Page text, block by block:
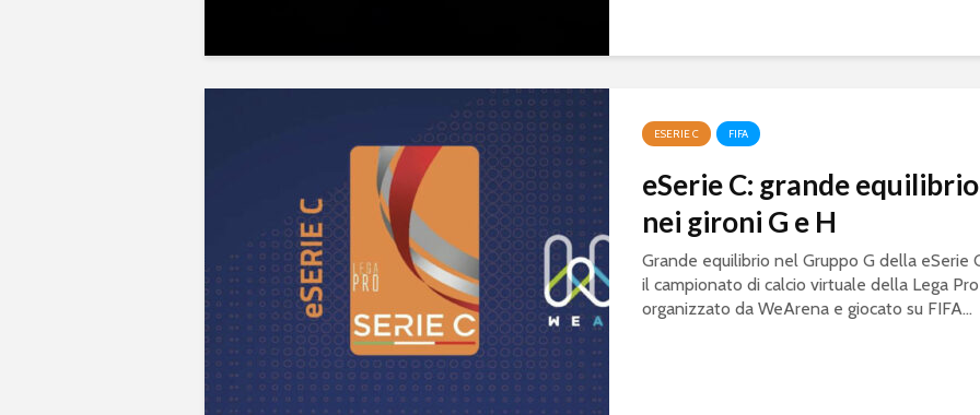
ESERIE C FIFA
eSerie C: grande equilibrio
nei gironi G e H
Grande equilibrio nel Gruppo G della eSerie
il campionato di calcio virtuale della Lega Pro
organizzato da WeArena e giocato su FIFA...